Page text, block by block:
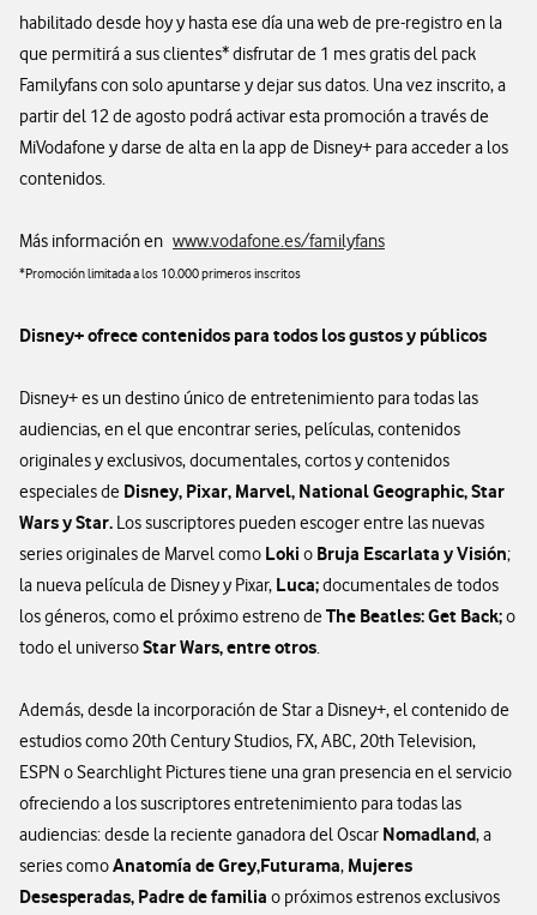
habilitado desde hoy y hasta ese día una web de pre-registro en la
que permitirá a sus clientes* disfrutar de 1 mes gratis del pack
Familyfans con solo apuntarse y dejar sus datos. Una vez inscrito, a
partir del 12 de agosto podrá activar esta promoción a través de
MiVodafone y darse de alta en la app de Disney+ para acceder a los
contenidos.
Más información en www.vodafone.es/familyfans
*Promoción limitada a los 10.000 primeros inscritos
Disney+ ofrece contenidos para todos los gustos y públicos
Disney+ es un destino único de entretenimiento para todas las
audiencias, en el que encontrar series, películas, contenidos
originales y exclusivos, documentales, cortos y contenidos
especiales de Disney, Pixar, Marvel, National Geographic, Star
Wars y Star. Los suscriptores pueden escoger entre las nuevas
series originales de Marvel como Loki o Bruja Escarlata y Visión;
la nueva película de Disney y Pixar, Luca;documentales de todos
los géneros, como el próximo estreno de The Beatles: Get Back;o
todo el universoStar Wars, entre otros.
Además, desde la incorporación de Star a Disney+, el contenido de
estudios como 20th Century Studios, FX, ABC, 20th Television,
ESPN o Searchlight Pictures tiene una gran presencia en el servicio
ofreciendo a los suscriptores entretenimiento para todas las
audiencias: desde la reciente ganadora del Oscar Nomadland, a
series comoAnatomía de Grey,Futurama, Mujeres
Desesperadas, Padre de familia o próximos estrenos exclusivos